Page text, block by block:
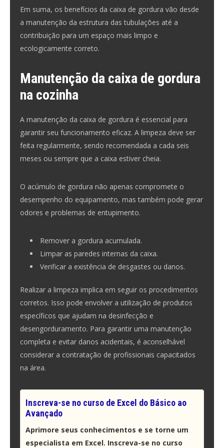
Em suma, os benefícios da caixa de gordura vão desde
a manutenção da estrutura das tubulações até a
contribuição para um espaço mais limpo e
ecologicamente correto.
Manutenção da caixa de gordura
na cozinha
A manutenção da caixa de gordura é essencial para
garantir seu funcionamento eficaz. A limpeza deve ser
feita regularmente, sendo recomendada a cada seis
meses ou sempre que a caixa estiver cheia.
O acúmulo de gordura não apenas compromete o
desempenho do equipamento, mas também pode gerar
odores e problemas de entupimento.
Remover a gordura acumulada.
Limpar as paredes internas da caixa.
Verificar a existência de desgastes ou danos.
Realizar a limpeza implica em seguir os procedimentos
corretos. Isso pode envolver a utilização de produtos
específicos que ajudam na desinfecção e
desengorduramento. Para garantir uma manutenção
completa e evitar danos acidentais, é aconselhável
considerar a contratação de profissionais capacitados
na área.
Inscreva-se no curso de Excel do Básico ao
Avançado
Aprimore seus conhecimentos e se torne um
especialista em Excel. Inscreva-se no curso